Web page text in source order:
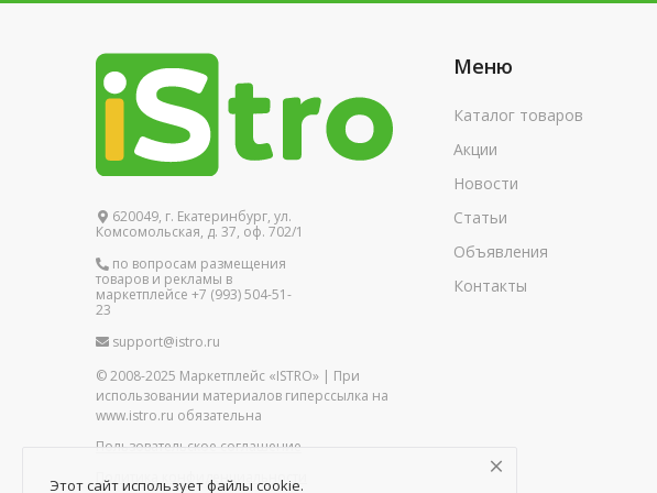
620049, г. Екатеринбург, ул.
Комсомольская, д. 37, оф. 702/1
по вопросам размещения
товаров и рекламы в
маркетплейсе +7 (993) 504-51-
23
support@istro.ru
© 2008-2025 Маркетплейс «ISTRO» | При
использовании материалов гиперссылка на
www.istro.ru обязательна
Пользовательское соглашение
Политика конфиденциальности
Меню
Каталог товаров
Акции
Новости
Статьи
Объявления
Контакты
Этот сайт использует файлы cookie.